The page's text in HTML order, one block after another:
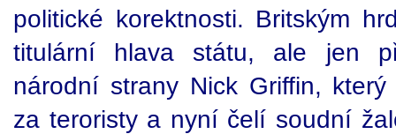
politické korektnosti. Britským
titulární hlava státu, ale jen
národní strany Nick Griffin,
za teroristy a nyní čelí soudní